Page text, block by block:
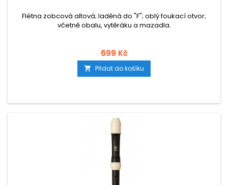
Flétna zobcová altová; laděná do "F"; oblý foukací otvor;
včetně obalu, vytěráku a mazadla.
699 Kč
 Přidat do košíku